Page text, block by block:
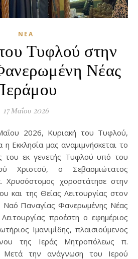
ΝΈΑ
Τυφλού στην
Νέας
17 Μαΐου 2026
Εκκλησία μας αναμιμνήσκεται το
του εκ γενετής Τυφλού υπό του
Χριστού, ο Σεβασμιώτατος
Χρυσόστομος χοροστάτησε στην
και της Θείας Λειτουργίας στον
Ναό Παναγίας Φανερωμένης Νέας
προέστη ο εφημέριος
Ιμανιμίδης, πλαισιούμενος
της Ιεράς Μητροπόλεως π.
Μετά την ανάγνωση του Ιερού